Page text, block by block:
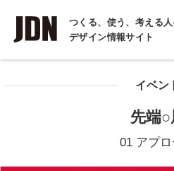
つくる、使う、考える
デザイン情報サイト
INTERVIEW
インタビュー
イベン
先端○
01 アプ